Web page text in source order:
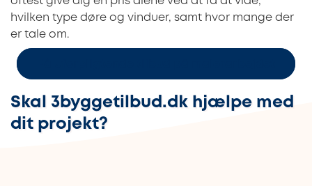
hvilken type døre og vinduer, samt hvor mange der
er tale om.
Skal 3byggetilbud.dk hjælpe med
dit projekt?